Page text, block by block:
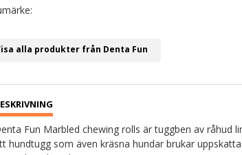
alla produkter från Denta Fun
Fun Marbled chewing rolls är tuggben av råhud
hundtugg som även kräsna hundar brukar